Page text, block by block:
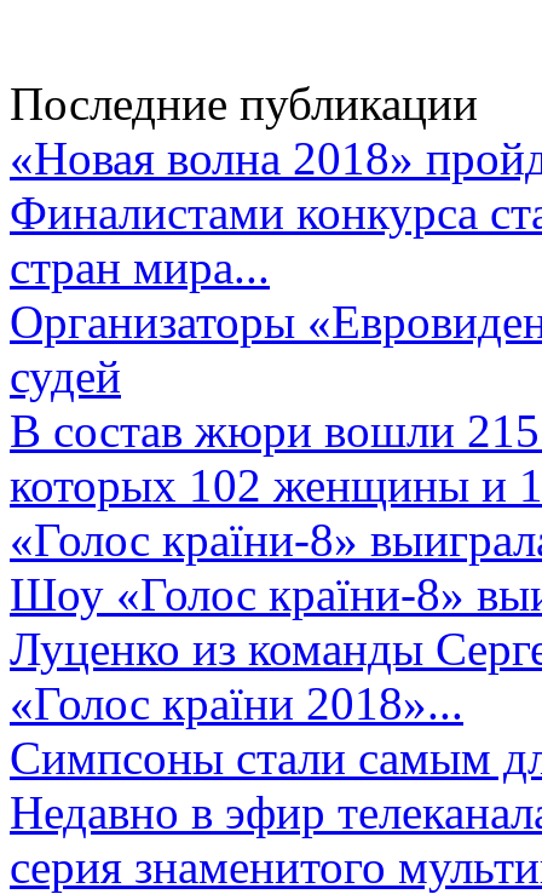
Последние публикации
«Новая волна 2018»
Финалистами конкурса
стран мира...
Организаторы
судей
В состав жюри вошли 215
которых 102 женщины и
«Голос країни-8»
Шоу «Голос країни-8»
Луценко из команды
«Голос країни 2018»...
Симпсоны стали самым
Недавно в эфир
серия знаменитого